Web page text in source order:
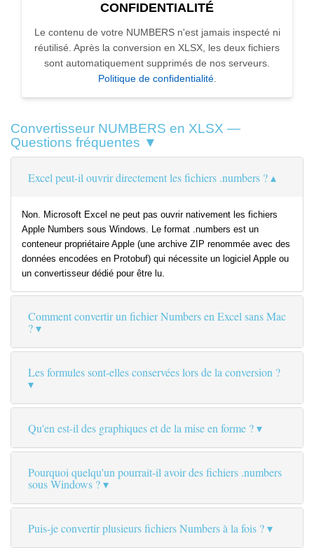
CONFIDENTIALITÉ
Le contenu de votre NUMBERS n'est jamais inspecté ni
réutilisé. Après la conversion en XLSX, les deux fichiers
sont automatiquement supprimés de nos serveurs.
Politique de confidentialité.
Convertisseur NUMBERS en XLSX —
Questions fréquentes ▼
Excel peut-il ouvrir directement les fichiers .numbers ?
Non. Microsoft Excel ne peut pas ouvrir nativement les fichiers
Apple Numbers sous Windows. Le format .numbers est un
conteneur propriétaire Apple (une archive ZIP renommée avec des
données encodées en Protobuf) qui nécessite un logiciel Apple ou
un convertisseur dédié pour être lu.
Comment convertir un fichier Numbers en Excel sans Mac
?
Les formules sont-elles conservées lors de la conversion ?
Qu'en est-il des graphiques et de la mise en forme ?
Pourquoi quelqu'un pourrait-il avoir des fichiers .numbers
sous Windows ?
Puis-je convertir plusieurs fichiers Numbers à la fois ?